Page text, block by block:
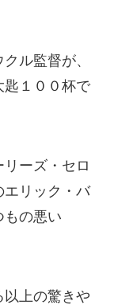
ル監督が、
匙１００杯で
ーズ・セロ
エリック・バ
もの悪い
上の驚きや